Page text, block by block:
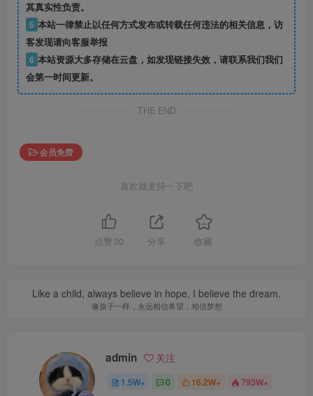
其真实性负责。
5 本站一律禁止以任何方式发布或转载任何违法的相关信息，访
客发现请向客服举报
6 本站资源大多存储在云盘，如发现链接失效，请联系我们我们
会第一时间更新。
THE END
会员免费
喜欢就支持一下吧
点赞 20 分享 收藏
Like a child, always believe in hope, I believe the dream.
像孩子一样，永远相信希望，相信梦想
admin 关注
1.5W+ 0 16.2W+ 793W+